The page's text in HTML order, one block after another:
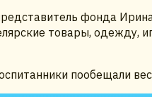
фонда
товары, одежду,
пообещали